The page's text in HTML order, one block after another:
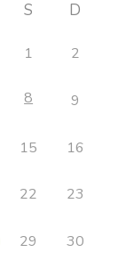
S D
1 2
8 9
15 16
22 23
29 30